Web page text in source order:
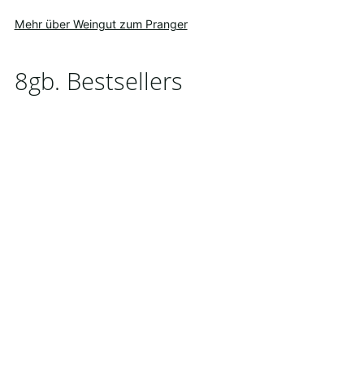
Mehr über Weingut zum Pranger
8gb. Bestsellers